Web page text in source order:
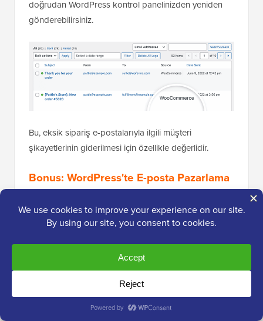
doğrudan WordPress kontrol panelinizden yeniden
gönderebilirsiniz.
Bu, eksik sipariş e-postalarıyla ilgili müşteri
şikayetlerinin giderilmesi için özellikle değerlidir.
Bonus: WordPress'te E-posta Pazarlama
Kampanyanıza Başlayın
E-postalarınızın kullanıcılara zamanında teslim
Bu, indirim teklifleri,sepet terk etme, hoş geldiniz
mesajları ve kuponlar için e-postalar göndermenize